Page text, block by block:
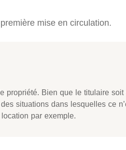
mise en circulation.
propriété. Bien que le titulaire
situations dans lesquelles ce
par exemple.